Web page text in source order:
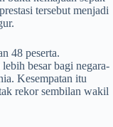
tersebut menjadi
48 peserta.
besar bagi negara-
Kesempatan itu
rekor sembilan wakil